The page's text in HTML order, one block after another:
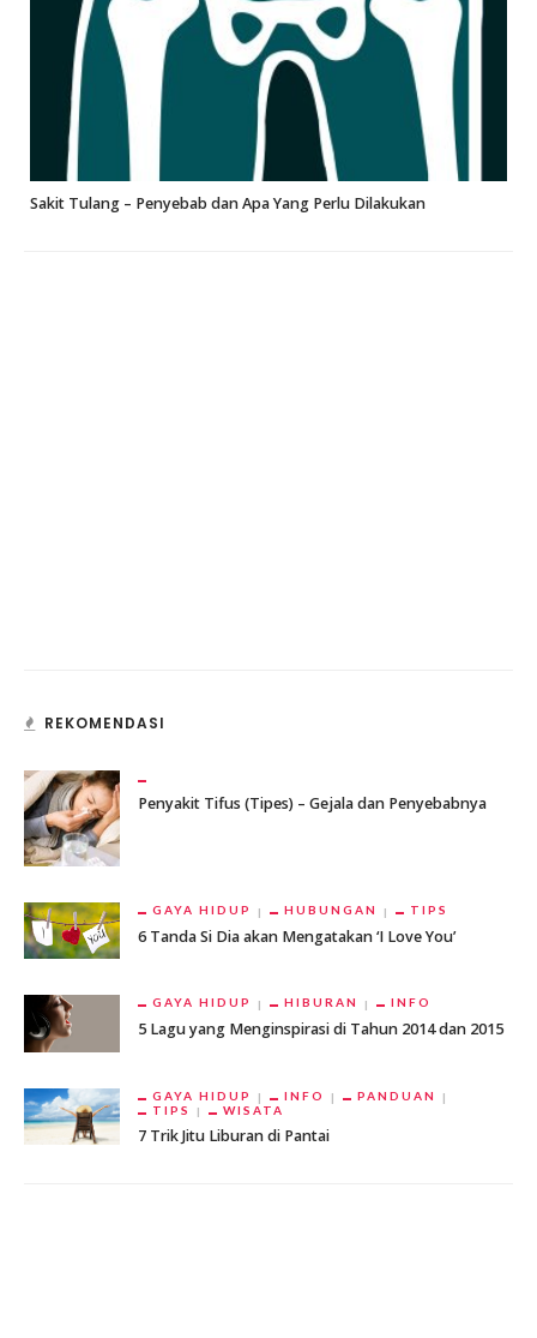
Sakit Tulang – Penyebab dan Apa Yang Perlu Dilakukan
REKOMENDASI
Penyakit Tifus (Tipes) – Gejala dan Penyebabnya
GAYA HIDUP HUBUNGAN TIPS
6 Tanda Si Dia akan Mengatakan ‘I Love You’
GAYA HIDUP HIBURAN INFO
5 Lagu yang Menginspirasi di Tahun 2014 dan 2015
GAYA HIDUP INFO
PANDUAN
TIPS
WISATA
7 Trik Jitu Liburan di Pantai